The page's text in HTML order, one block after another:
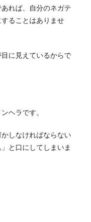
れば、自分のネガテ
ることはありませ
に見えているからで
ヘラです。
しなければならない
と口にしてしまいま